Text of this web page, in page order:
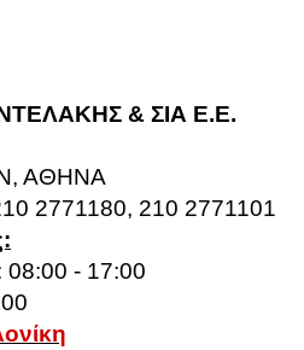
& ΣΙΑ Ε.Ε.
ΑΘΗΝΑ
2771180, 210 2771101
08:00 - 17:00